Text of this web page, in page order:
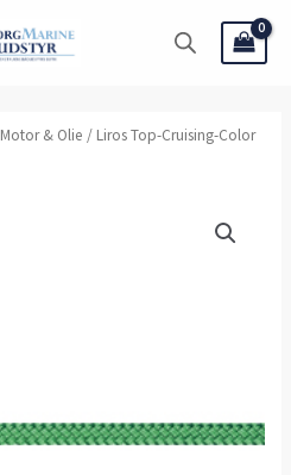
Motor & Olie / Liros Top-Cruising-Color